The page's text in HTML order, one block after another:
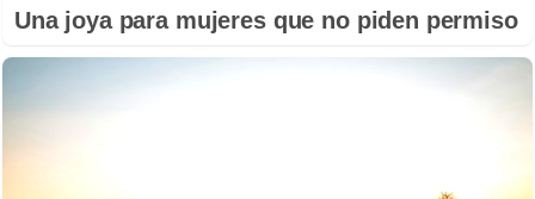
Una joya para mujeres que no piden permiso